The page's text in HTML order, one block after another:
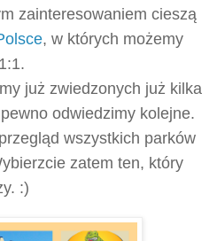
zainteresowaniem cieszą
, w których możemy
już zwiedzonych już kilka
odwiedzimy kolejne.
wszystkich parków
zatem ten, który
:)